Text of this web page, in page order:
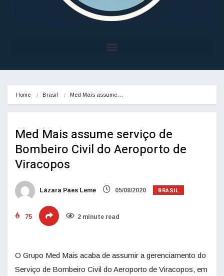
Home Brasil Med Mais assume…
Med Mais assume serviço de
Bombeiro Civil do Aeroporto de
Viracopos
Lázara Paes Leme 05/08/2020 BRASIL
75 2 minute read
O Grupo Med Mais acaba de assumir a gerenciamento do
Serviço de Bombeiro Civil do Aeroporto de Viracopos, em